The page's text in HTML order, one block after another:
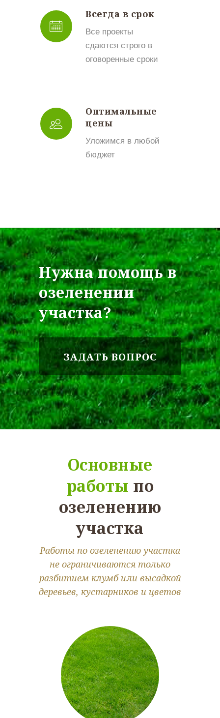
Всегда в срок
Все проекты
сдаются строго в
оговоренные сроки
Оптимальные
цены
Уложимся в любой
бюджет
Нужна помощь в
озеленении
участка?
ЗАДАТЬ ВОПРОС
Основные
работы по
озеленению
участка
Работы по озеленению участка
не ограничиваются только
разбитием клумб или высадкой
деревьев, кустарников и цветов